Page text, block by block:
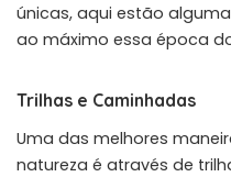
únicas, aqui estão
ao máximo essa época
Trilhas e Caminhadas
Uma das melhores
natureza é através de